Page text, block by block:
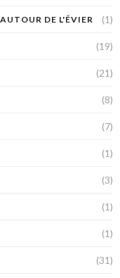
DE L'ÉVIER (1)
(19)
(21)
(8)
(7)
(1)
(3)
(1)
(1)
(31)